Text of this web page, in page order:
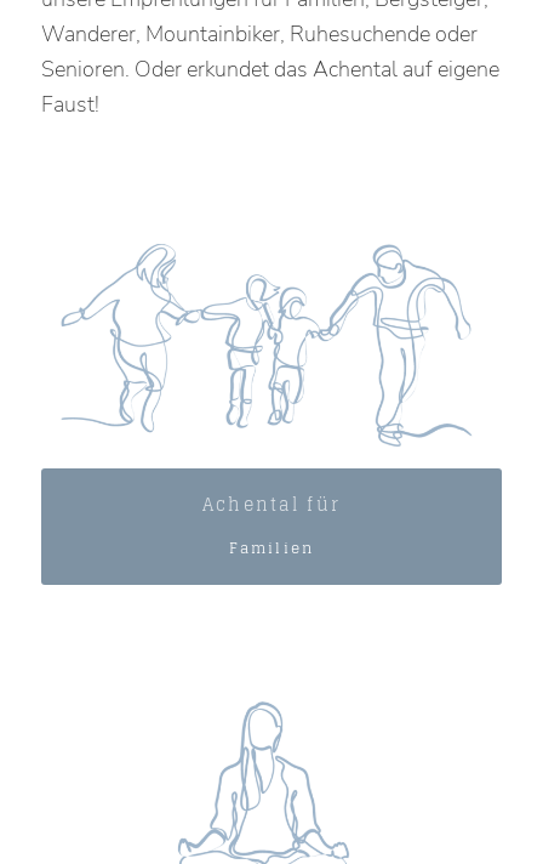
Wanderer, Mountainbiker, Ruhesuchende oder
Senioren. Oder erkundet das Achental auf eigene
Faust!
Achental für
Familien